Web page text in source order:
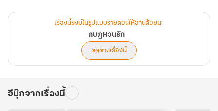
เรื่องนี้ยังมีในรูปแบบรายตอนให้อ่านด้วยนะ
กบฎหวนรัก
ติดตามเรื่องนี้
อีบุ๊กจากเรื่องนี้